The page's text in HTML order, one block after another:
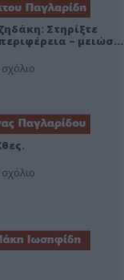
Στηρίξτε
– μειώσ…